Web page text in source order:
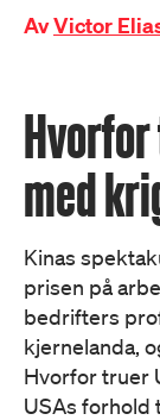
AvVictor
med
Kinas
prisen på
bedrifters
kjernelanda,
Hvorfor truer
USAs forhold